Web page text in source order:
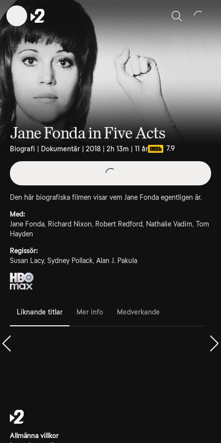
Sök
Jane Fonda in Five Acts
Biografi | Dokumentär | 2018 | 2h 13m | 11 år 7.9
Den här biografiska filmen visar vem Jane Fonda egentligen är.
Med:
Jane Fonda, Richard Nixon, Robert Redford, Nathalie Vadim, Tom
Hayden
Regissör:
Susan Lacy, Sydney Pollack, Alan J. Pakula
Liknande titlar Mer info Medverkande
Allmänna villkor